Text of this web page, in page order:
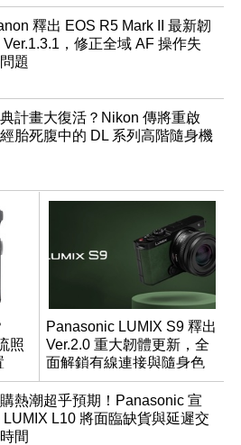
釋出 EOS R5 Mark II 最新韌
Ver.1.3.1，修正全域 AF 操作失
題
計畫大復活？Nikon 傳將重啟
胎死腹中的 DL 系列高階隨身機
照
Panasonic LUMIX S9 釋出
Ver.2.0 重大韌體更新，全
面解鎖有線連接與隨身色
調編輯
熱潮超乎預期！Panasonic 宣
LUMIX L10 將面臨缺貨與延遲交
間